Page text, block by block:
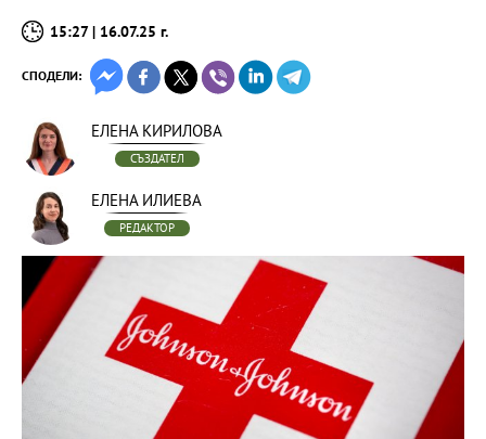
15:27 | 16.07.25 г.
СПОДЕЛИ:
ЕЛЕНА КИРИЛОВА
СЪЗДАТЕЛ
ЕЛЕНА ИЛИЕВА
РЕДАКТОР